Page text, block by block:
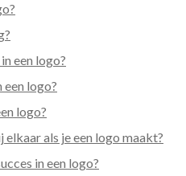
een logo?
logo?
logo?
als je een logo maakt?
in een logo?